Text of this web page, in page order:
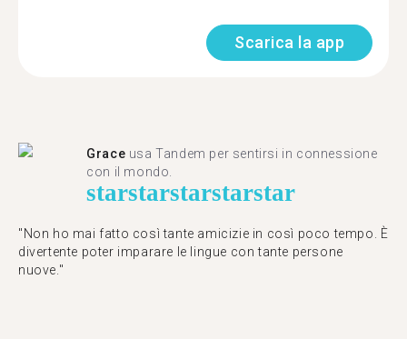
Scarica la app
Grace usa Tandem per sentirsi in connessione
con il mondo.
starstarstarstarstar
"Non ho mai fatto così tante amicizie in così poco tempo. È
divertente poter imparare le lingue con tante persone
nuove."